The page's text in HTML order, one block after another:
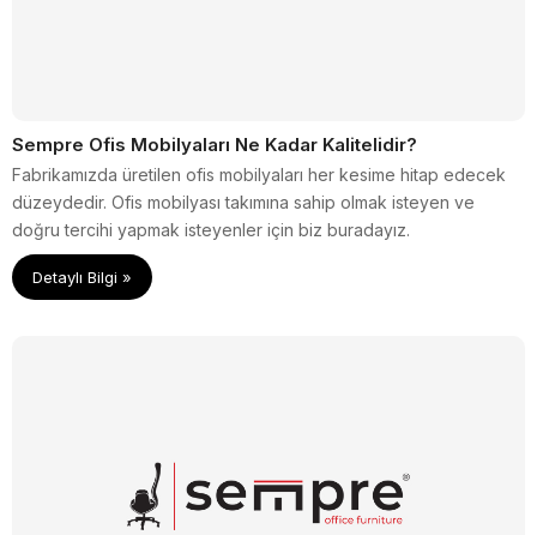
Sempre Ofis Mobilyaları Ne Kadar Kalitelidir?
Fabrikamızda üretilen ofis mobilyaları her kesime hitap edecek
düzeydedir. Ofis mobilyası takımına sahip olmak isteyen ve
doğru tercihi yapmak isteyenler için biz buradayız.
Detaylı Bilgi »